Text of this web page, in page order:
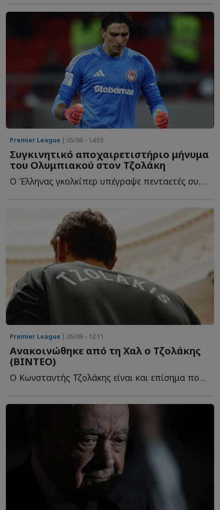
Premier League | 05/08 - 14:53
Συγκινητικό αποχαιρετιστήριο μήνυμα
του Ολυμπιακού στον Τζολάκη
Ο Έλληνας γκολκίπερ υπέγραψε πενταετές συμβόλαιο συνεργασίας μ...
Premier League | 05/08 - 12:11
Ανακοινώθηκε από τη Χαλ ο Τζολάκης
(ΒΙΝΤΕΟ)
Ο Κωνσταντής Τζολάκης είναι και επίσημα ποδοσφαιριστής τ...